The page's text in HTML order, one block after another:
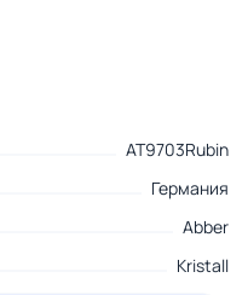
AT9703Rubin
Германия
Abber
Kristall